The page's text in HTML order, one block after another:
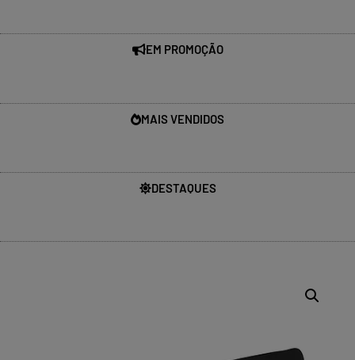
EM PROMOÇÃO
MAIS VENDIDOS
DESTAQUES